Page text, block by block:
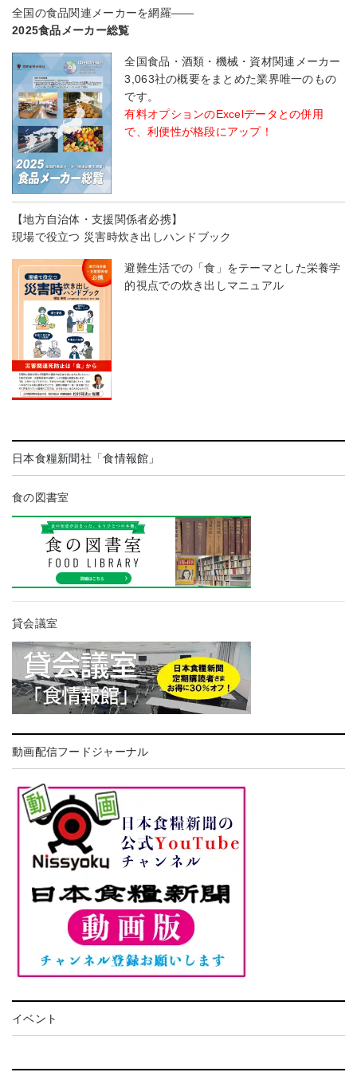
全国の食品関連メーカーを網羅――
2025食品メーカー総覧
全国食品・酒類・機械・資材関連メーカー
3,063社の概要をまとめた業界唯一のもの
です。
有料オプションのExcelデータとの併用
で、利便性が格段にアップ！
【地方自治体・支援関係者必携】
現場で役立つ 災害時炊き出しハンドブック
避難生活での「食」をテーマとした栄養学
的視点での炊き出しマニュアル
日本食糧新聞社「食情報館」
食の図書室
貸会議室
動画配信フードジャーナル
イベント